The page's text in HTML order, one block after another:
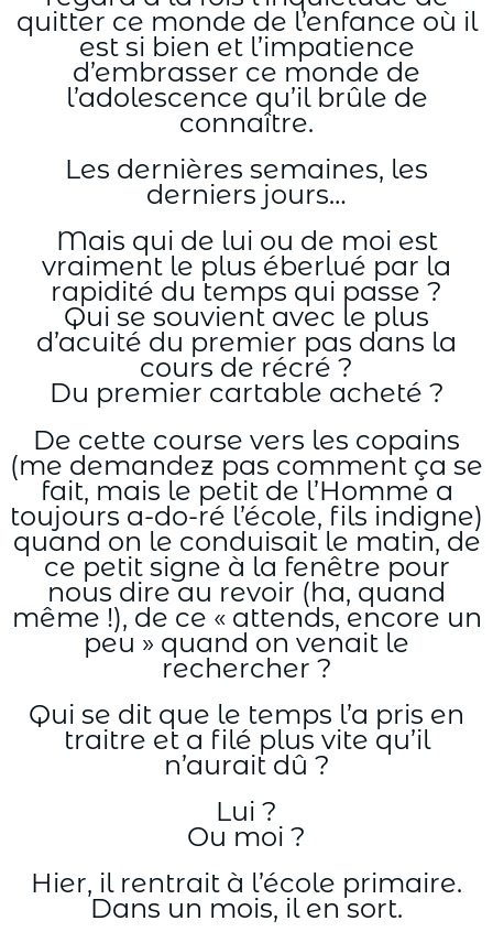
quitter ce monde de l’enfance où il
est si bien et l’impatience
d’embrasser ce monde de
l’adolescence qu’il brûle de
connaître.
Les dernières semaines, les
derniers jours…
Mais qui de lui ou de moi est
vraiment le plus éberlué par la
rapidité du temps qui passe ?
Qui se souvient avec le plus
d’acuité du premier pas dans la
cours de récré ?
Du premier cartable acheté ?
De cette course vers les copains
(me demandez pas comment ça se
fait, mais le petit de l’Homme a
toujours a-do-ré l’école, fils indigne)
quand on le conduisait le matin, de
ce petit signe à la fenêtre pour
nous dire au revoir (ha, quand
même !), de ce « attends, encore un
peu » quand on venait le
rechercher ?
Qui se dit que le temps l’a pris en
traitre et a filé plus vite qu’il
n’aurait dû ?
Lui ?
Ou moi ?
Hier, il rentrait à l’école primaire.
Dans un mois, il en sort.